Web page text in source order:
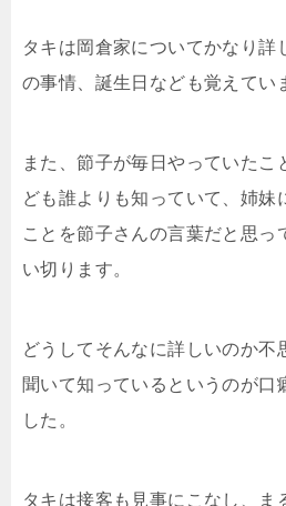
タキは岡倉家についてかなり詳
の事情、誕生日なども覚えてい
また、節子が毎日やっていたこ
ども誰よりも知っていて、姉妹
ことを節子さんの言葉だと思っ
い切ります。
どうしてそんなに詳しいのか不
聞いて知っているというのが口
した。
タキは接客も見事にこなし、ま